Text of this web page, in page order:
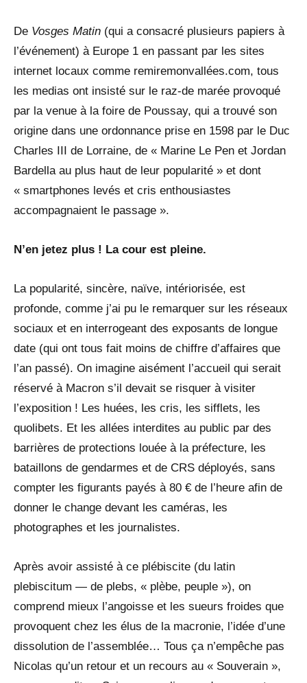
De Vosges Matin (qui a consacré plusieurs papiers à
l’événement) à Europe 1 en passant par les sites
internet locaux comme remiremonvallées.com, tous
les medias ont insisté sur le raz-de marée provoqué
par la venue à la foire de Poussay, qui a trouvé son
origine dans une ordonnance prise en 1598 par le Duc
Charles III de Lorraine, de « Marine Le Pen et Jordan
Bardella au plus haut de leur popularité » et dont
« smartphones levés et cris enthousiastes
accompagnaient le passage ».
N’en jetez plus ! La cour est pleine.
La popularité, sincère, naïve, intériorisée, est
profonde, comme j’ai pu le remarquer sur les réseaux
sociaux et en interrogeant des exposants de longue
date (qui ont tous fait moins de chiffre d’affaires que
l’an passé). On imagine aisément l’accueil qui serait
réservé à Macron s’il devait se risquer à visiter
l’exposition ! Les huées, les cris, les sifflets, les
quolibets. Et les allées interdites au public par des
barrières de protections louée à la préfecture, les
bataillons de gendarmes et de CRS déployés, sans
compter les figurants payés à 80 € de l’heure afin de
donner le change devant les caméras, les
photographes et les journalistes.
Après avoir assisté à ce plébiscite (du latin
plebiscitum — de plebs, « plèbe, peuple »), on
comprend mieux l’angoisse et les sueurs froides que
provoquent chez les élus de la macronie, l’idée d’une
dissolution de l’assemblée… Tous ça n’empêche pas
Nicolas qu’un retour et un recours au « Souverain »,